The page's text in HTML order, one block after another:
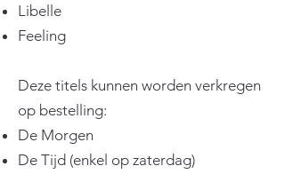
Libelle
Feeling
Deze titels kunnen worden verkregen
op bestelling:
De Morgen
De Tijd (enkel op zaterdag)